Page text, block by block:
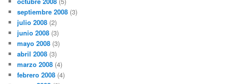
septiembre 2008 (3)
julio 2008 (2)
junio 2008 (3)
mayo 2008 (3)
abril 2008 (3)
marzo 2008 (4)
febrero 2008 (4)